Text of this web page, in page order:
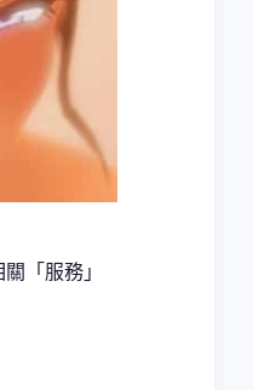
「服務」